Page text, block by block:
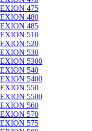
475
480
485
510
520
530
5300
540
5400
550
5500
560
570
575